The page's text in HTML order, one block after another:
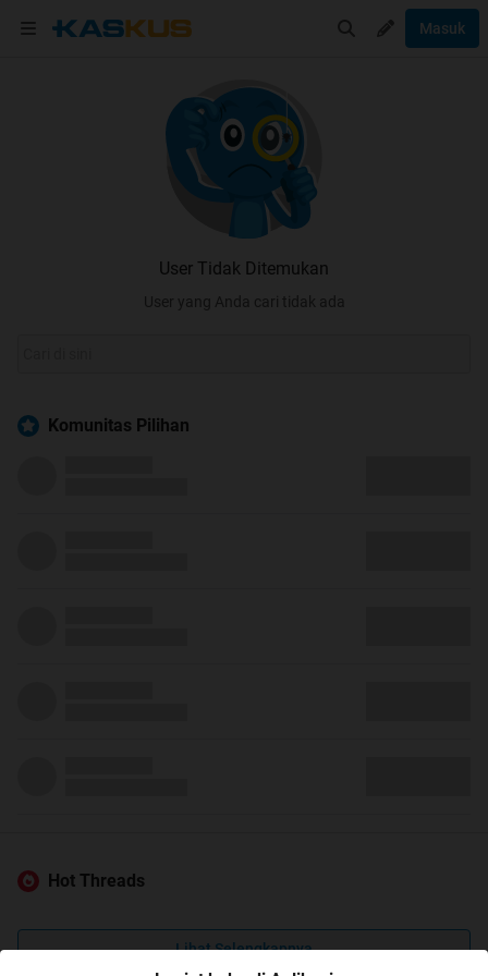
Masuk
User Tidak Ditemukan
User yang Anda cari tidak ada
Komunitas Pilihan
Hot Threads
Lihat Selengkapnya